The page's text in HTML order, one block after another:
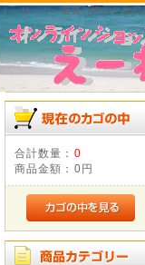
えーねっと：姫路の隠れた逸
合計数量： 0
商品金額： 0円